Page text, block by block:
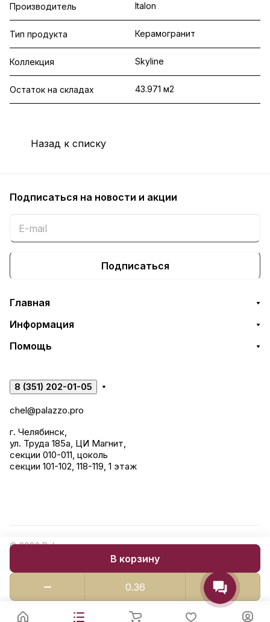
В корзину
Производитель Italon
Тип продукта Керамогранит
Коллекция Skyline
Остаток на складах 43.971 м2
Назад к списку
Подписаться на новости и акции
Подписаться
Главная
Информация
Помощь
8 (351) 202-01-05
chel@palazzo.pro
г. Челябинск,
ул. Труда 185а, ЦИ Магнит,
секции 010-011, цоколь
секции 101-102, 118-119, 1 этаж
© 2026 Palazzo: керамогранит, сантехника, строительные